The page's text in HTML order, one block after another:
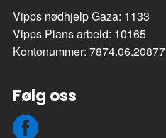
Vipps nødhjelp Gaza: 1133
Vipps Plans arbeid: 10165
Kontonummer: 7874.06.20877
Følg oss